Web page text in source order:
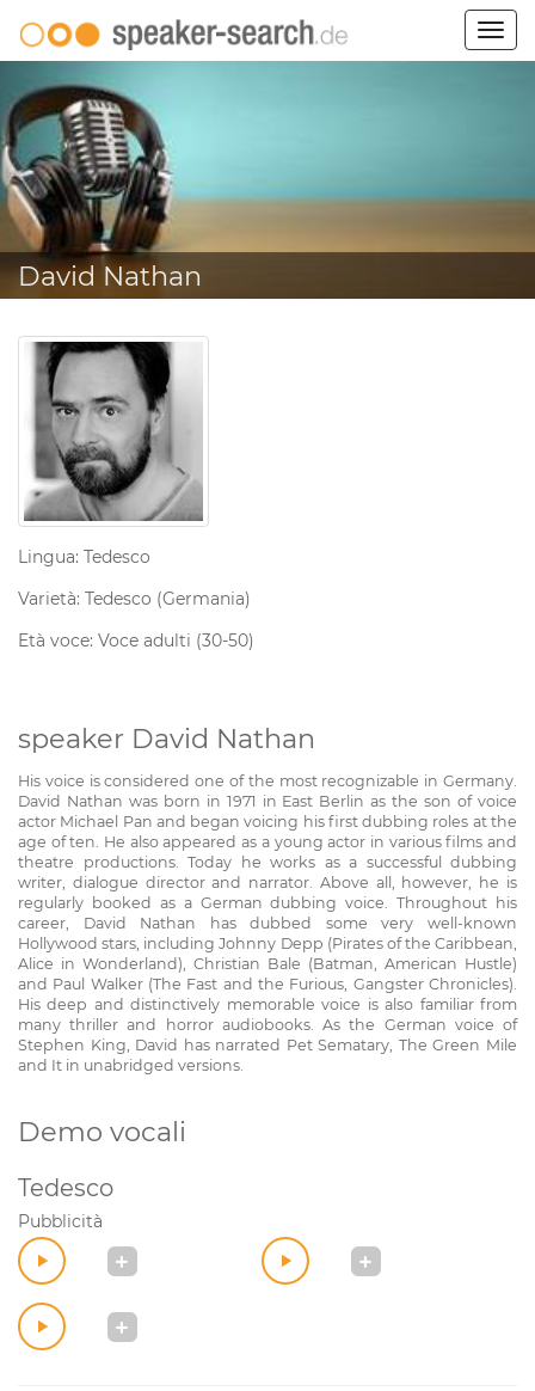
David Nathan
Lingua: Tedesco
Varietà: Tedesco (Germania)
Età voce: Voce adulti (30-50)
speaker David Nathan
His voice is considered one of the most recognizable in Germany.
David Nathan was born in 1971 in East Berlin as the son of voice
actor Michael Pan and began voicing his first dubbing roles at the
age of ten. He also appeared as a young actor in various films and
theatre productions. Today he works as a successful dubbing
writer, dialogue director and narrator. Above all, however, he is
regularly booked as a German dubbing voice. Throughout his
career, David Nathan has dubbed some very well-known
Hollywood stars, including Johnny Depp (Pirates of the Caribbean,
Alice in Wonderland), Christian Bale (Batman, American Hustle)
and Paul Walker (The Fast and the Furious, Gangster Chronicles).
His deep and distinctively memorable voice is also familiar from
many thriller and horror audiobooks. As the German voice of
Stephen King, David has narrated Pet Sematary, The Green Mile
and It in unabridged versions.
Demo vocali
Tedesco
Pubblicità